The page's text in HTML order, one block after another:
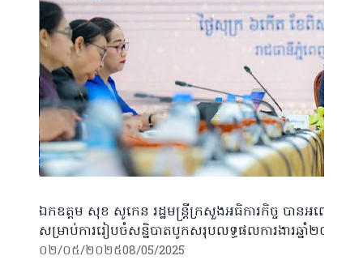
ឯកឧត្តម សុខ សូកេន រដ្ឋមន្ត្រីក្រសួងអធិការកិច្ច បានអញ្ជើញដឹ
សម្រាប់ការរៀបចំសន្និបាតបូកសរុបលទ្ធផលការងារឆ្នាំ២០២
០២/០៥/២០២៥08/05/2025